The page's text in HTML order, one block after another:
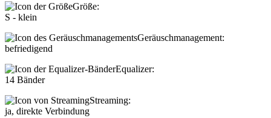
Größe:
S - klein
Geräuschmanagement:
befriedigend
Equalizer:
14 Bänder
Streaming:
ja, direkte Verbindung